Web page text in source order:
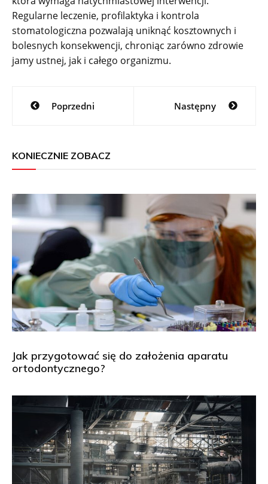
Regularne leczenie, profilaktyka i kontrola
stomatologiczna pozwalają uniknąć kosztownych i
bolesnych konsekwencji, chroniąc zarówno zdrowie
jamy ustnej, jak i całego organizmu.
Nawigacja
wpisuPoprzedni Następny
KONIECZNIE ZOBACZ
Jak przygotować się do założenia aparatu
ortodontycznego?